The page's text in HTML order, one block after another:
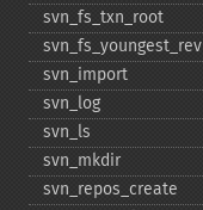
svn_​fs_​txn_​root
svn_​fs_​youngest_​rev
svn_​import
svn_​log
svn_​ls
svn_​mkdir
svn_​repos_​create